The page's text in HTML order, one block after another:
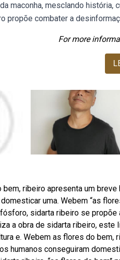
maconha, mesclando história,
propõe combater a
For more
ribeiro apresenta um
uma. Webem “as
sidarta ribeiro se propõe
a obra de sidarta ribeiro, este
e. Webem as flores do
humanos conseguiram